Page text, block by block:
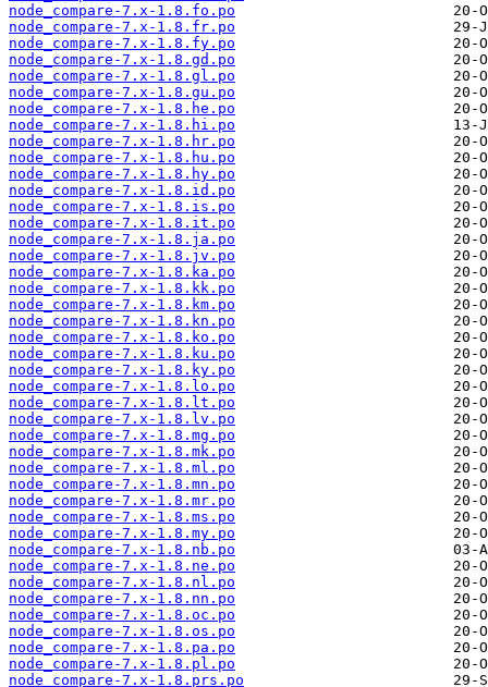
node_compare-7.x-1.8.fo.po
node_compare-7.x-1.8.fr.po
node_compare-7.x-1.8.fy.po
node_compare-7.x-1.8.gd.po
node_compare-7.x-1.8.gl.po
node_compare-7.x-1.8.gu.po
node_compare-7.x-1.8.he.po
node_compare-7.x-1.8.hi.po
node_compare-7.x-1.8.hr.po
node_compare-7.x-1.8.hu.po
node_compare-7.x-1.8.hy.po
node_compare-7.x-1.8.id.po
node_compare-7.x-1.8.is.po
node_compare-7.x-1.8.it.po
node_compare-7.x-1.8.ja.po
node_compare-7.x-1.8.jv.po
node_compare-7.x-1.8.ka.po
node_compare-7.x-1.8.kk.po
node_compare-7.x-1.8.km.po
node_compare-7.x-1.8.kn.po
node_compare-7.x-1.8.ko.po
node_compare-7.x-1.8.ku.po
node_compare-7.x-1.8.ky.po
node_compare-7.x-1.8.lo.po
node_compare-7.x-1.8.lt.po
node_compare-7.x-1.8.lv.po
node_compare-7.x-1.8.mg.po
node_compare-7.x-1.8.mk.po
node_compare-7.x-1.8.ml.po
node_compare-7.x-1.8.mn.po
node_compare-7.x-1.8.mr.po
node_compare-7.x-1.8.ms.po
node_compare-7.x-1.8.my.po
node_compare-7.x-1.8.nb.po
node_compare-7.x-1.8.ne.po
node_compare-7.x-1.8.nl.po
node_compare-7.x-1.8.nn.po
node_compare-7.x-1.8.oc.po
node_compare-7.x-1.8.os.po
node_compare-7.x-1.8.pa.po
node_compare-7.x-1.8.pl.po
node_compare-7.x-1.8.prs.po